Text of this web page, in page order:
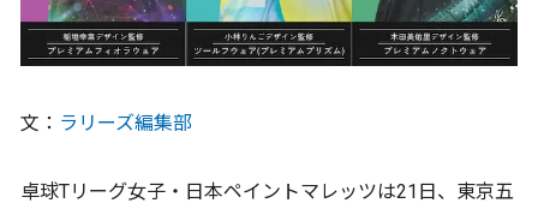
文： ラリーズ編集部
卓球Tリーグ女子・日本ペイントマレッツは21日、東京五